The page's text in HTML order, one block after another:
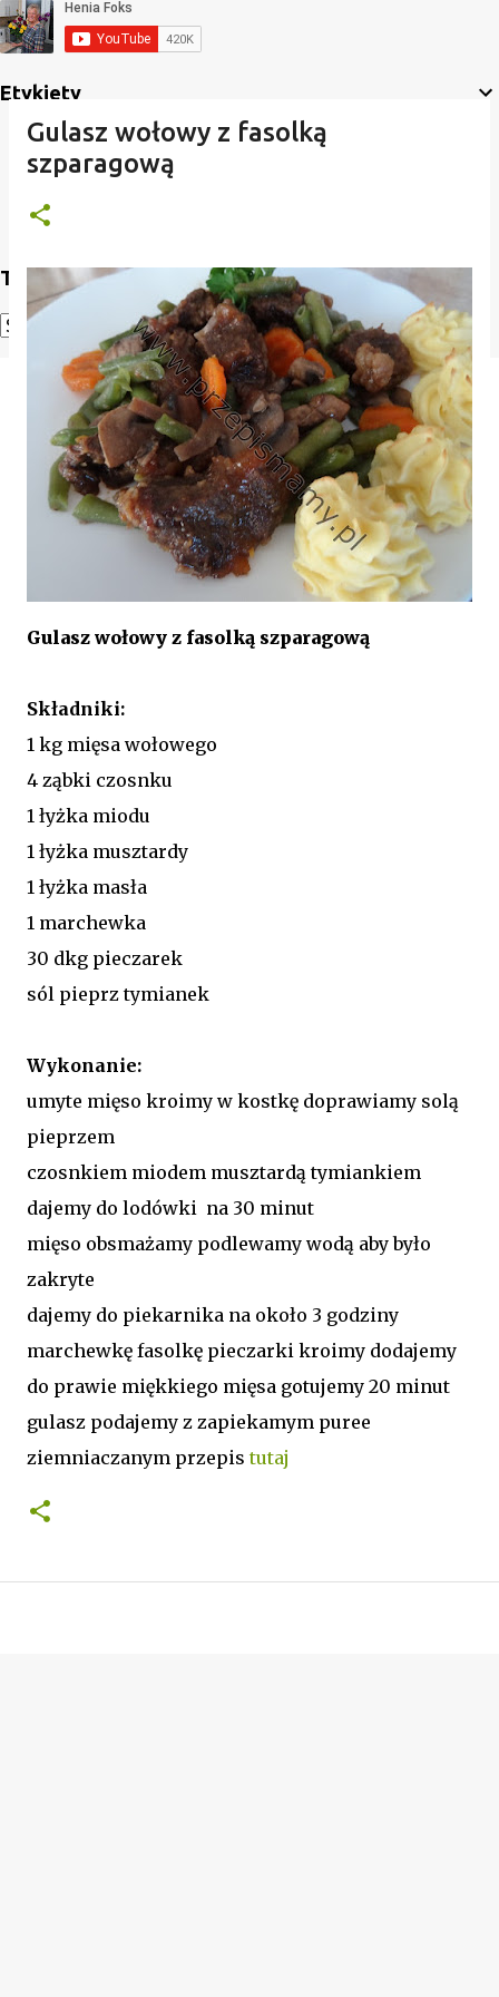
Etykiety
Translate
Powered by Translate
Gulasz wołowy z fasolką
szparagową
Gulasz wołowy z fasolką szparagową
Składniki:
1 kg mięsa wołowego
4 ząbki czosnku
1 łyżka miodu
1 łyżka musztardy
1 łyżka masła
1 marchewka
30 dkg pieczarek
sól pieprz tymianek
Wykonanie:
umyte mięso kroimy w kostkę doprawiamy solą
pieprzem
czosnkiem miodem musztardą tymiankiem
dajemy do lodówki na 30 minut
mięso obsmażamy podlewamy wodą aby było
zakryte
dajemy do piekarnika na około 3 godziny
marchewkę fasolkę pieczarki kroimy dodajemy
do prawie miękkiego mięsa gotujemy 20 minut
gulasz podajemy z zapiekamym puree
ziemniaczanym przepistutaj